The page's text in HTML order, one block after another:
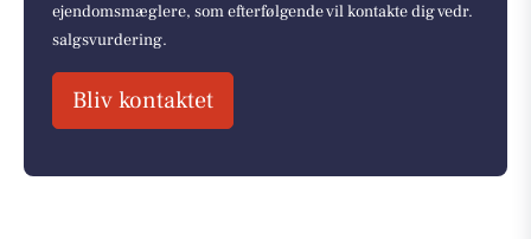
ejendomsmæglere, som efterfølgende vil kontakte dig vedr.
salgsvurdering.
Bliv kontaktet